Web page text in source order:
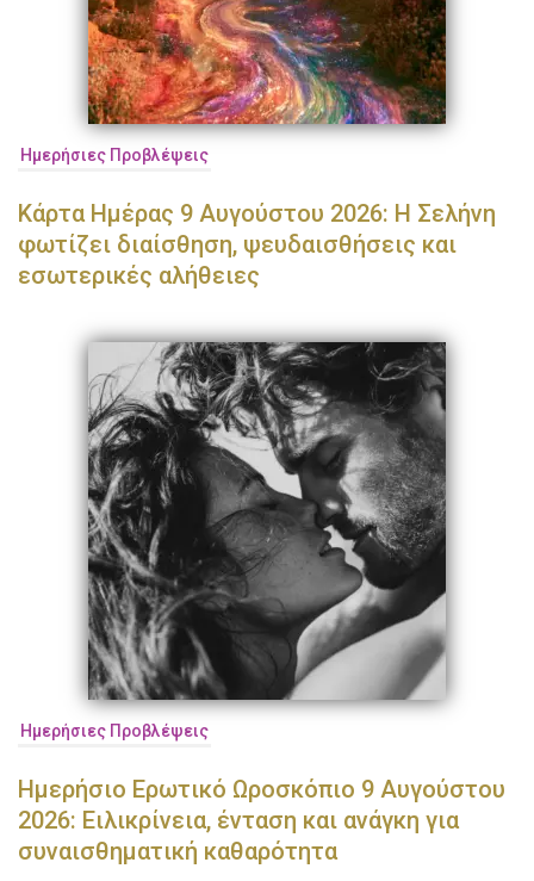
Ημερήσιες Προβλέψεις
Κάρτα Ημέρας 9 Αυγούστου 2026: Η Σελήνη
φωτίζει διαίσθηση, ψευδαισθήσεις και
εσωτερικές αλήθειες
Ημερήσιες Προβλέψεις
Ημερήσιο Ερωτικό Ωροσκόπιο 9 Αυγούστου
2026: Ειλικρίνεια, ένταση και ανάγκη για
συναισθηματική καθαρότητα